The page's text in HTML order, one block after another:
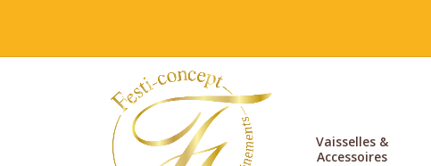
Vaisselles &
Accessoires